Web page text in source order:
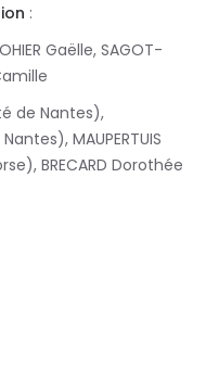
:
Gaëlle, SAGOT-
de Nantes),
MAUPERTUIS
BRECARD Dorothée